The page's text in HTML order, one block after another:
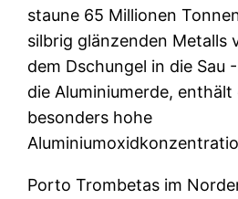
staune 65 Millionen
silbrig glänzenden Metalls
dem Dschungel in die Sau
die Aluminiumerde, enthält
besonders hohe
Porto Trombetas im